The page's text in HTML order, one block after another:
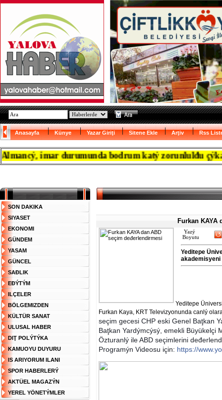
Anasayfa Künye Yazar Giriţi Sitene Ekle Arţiv Rss
imar durumunda bodrum katý zorunlulđu
Furkan KAYA
Yazý
Boyutu
Yeditepe
akademisyeni
Yeditepe
Furkan Kaya, KRT Televizyonunda canlý
seçim gecesi CHP eski Genel Baţkan
Baţkan Yardýmcýsý, emekli Büyükelçi
Özturanlý ile ABD seçimlerini
Programýn Videosu için: https://
SON DAKIKA
SIYASET
EKONOMI
GÜNDEM
YASAM
GÜNCEL
SAĐLIK
EĐÝTÝM
ILÇELER
BÖLGEMIZDEN
KÜLTÜR SANAT
ULUSAL HABER
DIŢ POLÝTÝKA
KAMUOYU DUYURU
IS ARIYORUM ILANI
SPOR HABERLERÝ
AKTÜEL MAGAZÝN
YEREL YÖNETÝMLER